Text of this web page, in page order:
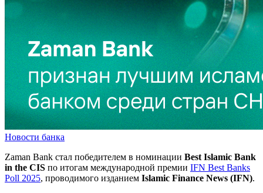
Новости банка
Zaman Bank стал победителем в номинации Best Islamic Bank
in the CIS по итогам международной премии IFN Best Banks
Poll 2025, проводимого изданием Islamic Finance News (IFN).